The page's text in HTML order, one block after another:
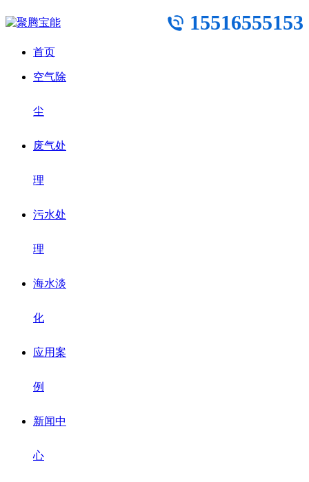
15516555153
首页
空气除
尘
废气处
理
污水处
理
海水淡
化
应用案
例
新闻中
心